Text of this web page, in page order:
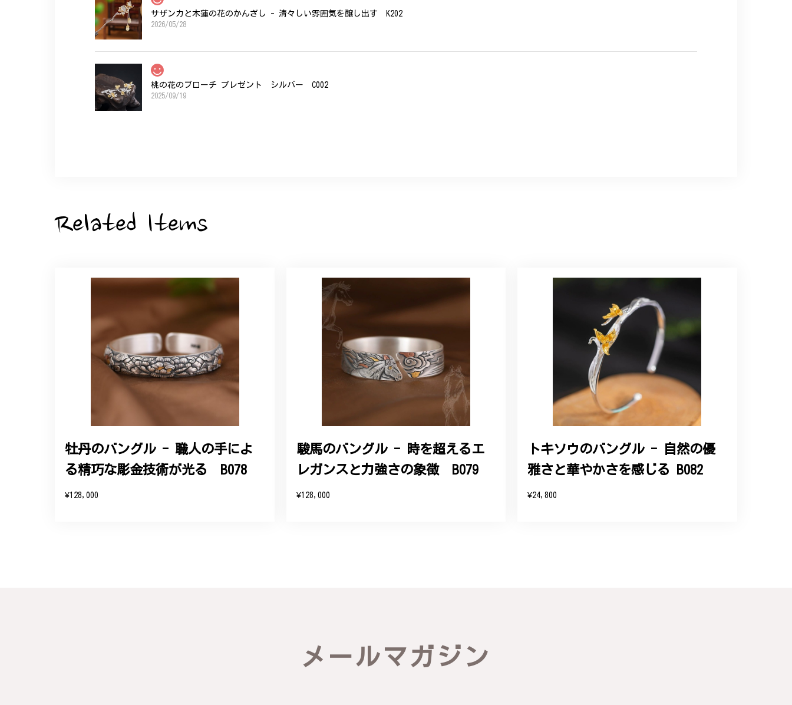
サザンカと木蓮の花のかんざし - 清々しい雰囲気を醸し出す K202
2026/05/28
桃の花のブローチ プレゼント シルバー C002
2025/09/19
大切な節目のお祝いに、母へのプレゼント用に購入させていただきました。実際に目にすると 華美すぎず丁寧なデザインで、イメージ以上にとても素敵な1点でし
【オーダーメイド】オリジナルリング
2025/06/16
こちらのオーダーの細かい調整に何度も対応していただき、ありがとうございました。
エレガントな蛇バングル！高級感あるスタイリッシュなデザイン B058
バングルの腕周りのサイズ直しも料金に含まれており、こちらからの質問にも速やかに回答下さり、信頼できるショップという印象を受けました。予想通り、届い
この度は素晴らしいレビューをいただき、誠にありがとうございます。お客様にご満足いただけたこと、そして当店を信頼いただけたことを大
参りますので、何かございましたらいつでもお気軽にご連絡ください。引き続きどうぞよろしくお願い申し上げます。
この度は梨の花の指輪をお選びいただき、誠にありがとうございました。お客様にご満足いただけたこと、大変嬉しく思っております。これか
らも心を込めた作品をお届けできるよう努めてまいりますので、どうぞ末永くご愛用ください。またのご利用を心よりお待ちしております。
Related Items
牡丹のバングル - 職人の手によ
る精巧な彫金技術が光る B078
¥128,000
駿馬のバングル - 時を超えるエ
レガンスと力強さの象徴 B079
¥128,000
トキソウのバングル - 自然の優
雅さと華やかさを感じる B082
¥24,800
メールマガジン